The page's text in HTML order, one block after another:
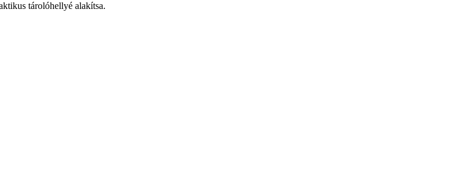
tárolóhellyé alakítsa.